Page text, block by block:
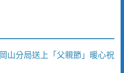
山分局送上「父親節」暖心祝